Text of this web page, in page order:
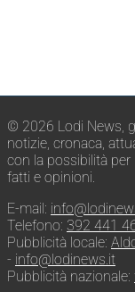
© 2026 Lodi News,
notizie, cronaca,
con la possibilità
fatti e opinioni.
E-mail:
Telefono: 392 441
Pubblicità locale:
- info@lodinews.it
Pubblicità nazionale: